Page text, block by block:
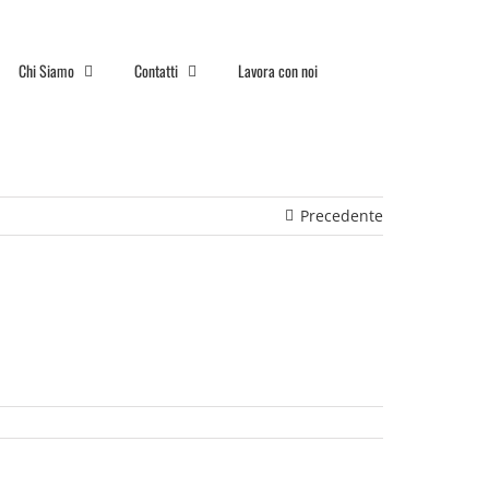
Chi Siamo Contatti Lavora con noi
Precedente